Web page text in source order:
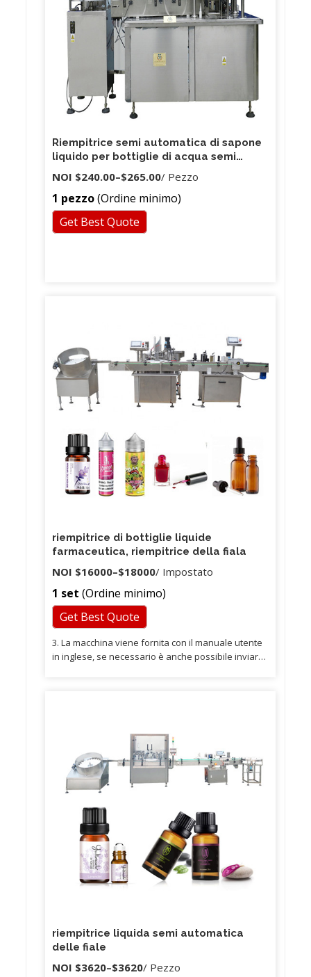
Riempitrice semi automatica di sapone
liquido per bottiglie di acqua semi
macchina automatica per sapone
liquido
NOI $240.00–$265.00/ Pezzo
1 pezzo(Ordine minimo)
Get Best Quote
riempitrice di bottiglie liquide
farmaceutica, riempitrice della fiala
NOI $16000–$18000/ Impostato
1 set (Ordine minimo)
Get Best Quote
3. La macchina viene fornita con il manuale utente
in inglese, se necessario è anche possibile inviare
di progettare i singoli prodotti e fornire le migliori
soluzioni di imballaggio per soddisfare le esigenze
dei clienti.
riempitrice liquida semi automatica
delle fiale
NOI $3620–$3620/ Pezzo